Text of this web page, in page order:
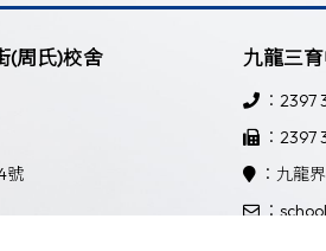
(周氏)校舍
號
九龍三
：2397
：2397
：九龍
：